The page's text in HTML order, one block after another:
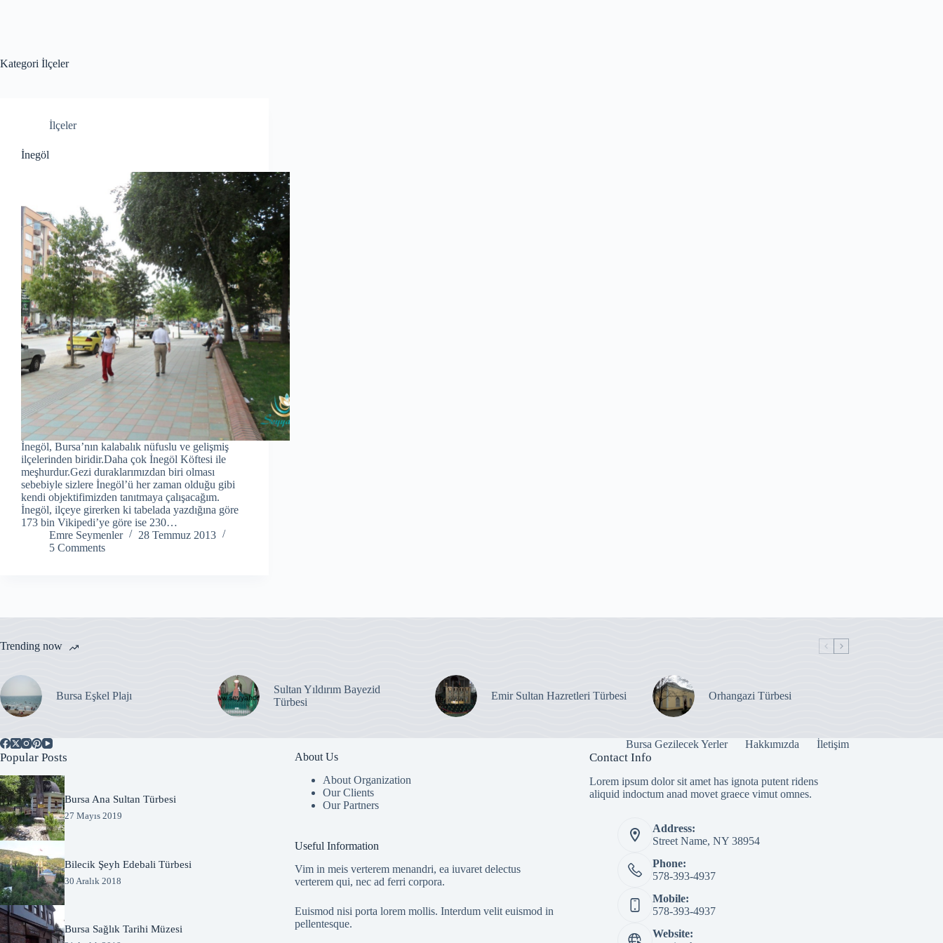
Kategori İlçeler
İlçeler
İnegöl
İnegöl, Bursa’nın kalabalık nüfuslu ve gelişmiş
ilçelerinden biridir.Daha çok İnegöl Köftesi ile
meşhurdur.Gezi duraklarımızdan biri olması
sebebiyle sizlere İnegöl’ü her zaman olduğu gibi
kendi objektifimizden tanıtmaya çalışacağım.
İnegöl, ilçeye girerken ki tabelada yazdığına göre
173 bin Vikipedi’ye göre ise 230…
Emre Seymenler
28 Temmuz 2013
5 Comments
Trending now
Bursa Eşkel Plajı
Sultan Yıldırım Bayezid
Türbesi
Emir Sultan Hazretleri Türbesi Orhangazi Türbesi
Bursa Gezilecek Yerler Hakkımızda İletişim
Popular Posts
Bursa Ana Sultan Türbesi
27 Mayıs 2019
Bilecik Şeyh Edebali Türbesi
30 Aralık 2018
Bursa Sağlık Tarihi Müzesi
About Us
About Organization
Our Clients
Our Partners
Useful Information
Vim in meis verterem menandri, ea iuvaret delectus
verterem qui, nec ad ferri corpora.
Euismod nisi porta lorem mollis. Interdum velit euismod in
pellentesque.
Contact Info
Lorem ipsum dolor sit amet has ignota putent ridens
aliquid indoctum anad movet graece vimut omnes.
Address:
Street Name, NY 38954
Phone:
578-393-4937
Mobile:
578-393-4937
Website: